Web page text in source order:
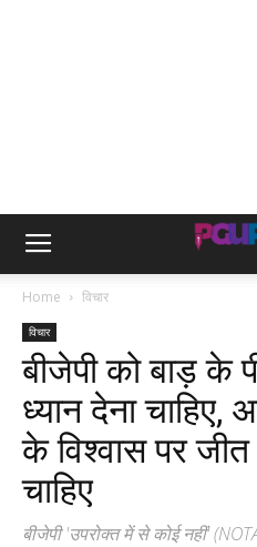
Home विचार
विचार
बीजेपी को बाड़ के
ध्यान देना
के विश्वास पर
चाहिए
बीजेपी 'उपरोक्त में से कोई नहीं'